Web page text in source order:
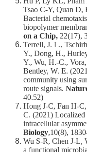
會
資
載
Tsao C-Y, Quan
Bacterial
biopolymer
on a Chip, 22(17),
Terrell, J. L.,
Y., Dong, H.,
Y., Wu, H.-C.,
Bentley, W. E.
community using
route signals.
40.52)
Hong J-C, Fan H-
C. (2021)
intracellular
Biology,10(8),
Wu S-R, Chen J-L,
a functional